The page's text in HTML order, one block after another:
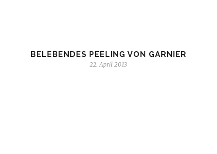
BELEBENDES PEELING VON GARNIER
22. April 2013